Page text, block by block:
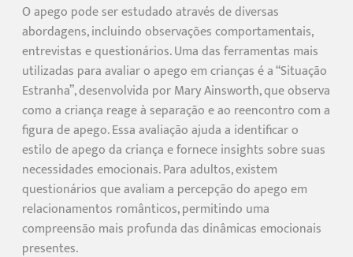
O apego pode ser estudado através de diversas
abordagens, incluindo observações comportamentais,
entrevistas e questionários. Uma das ferramentas mais
utilizadas para avaliar o apego em crianças é a “Situação
Estranha”, desenvolvida por Mary Ainsworth, que observa
como a criança reage à separação e ao reencontro com a
figura de apego. Essa avaliação ajuda a identificar o
estilo de apego da criança e fornece insights sobre suas
necessidades emocionais. Para adultos, existem
questionários que avaliam a percepção do apego em
relacionamentos românticos, permitindo uma
compreensão mais profunda das dinâmicas emocionais
presentes.